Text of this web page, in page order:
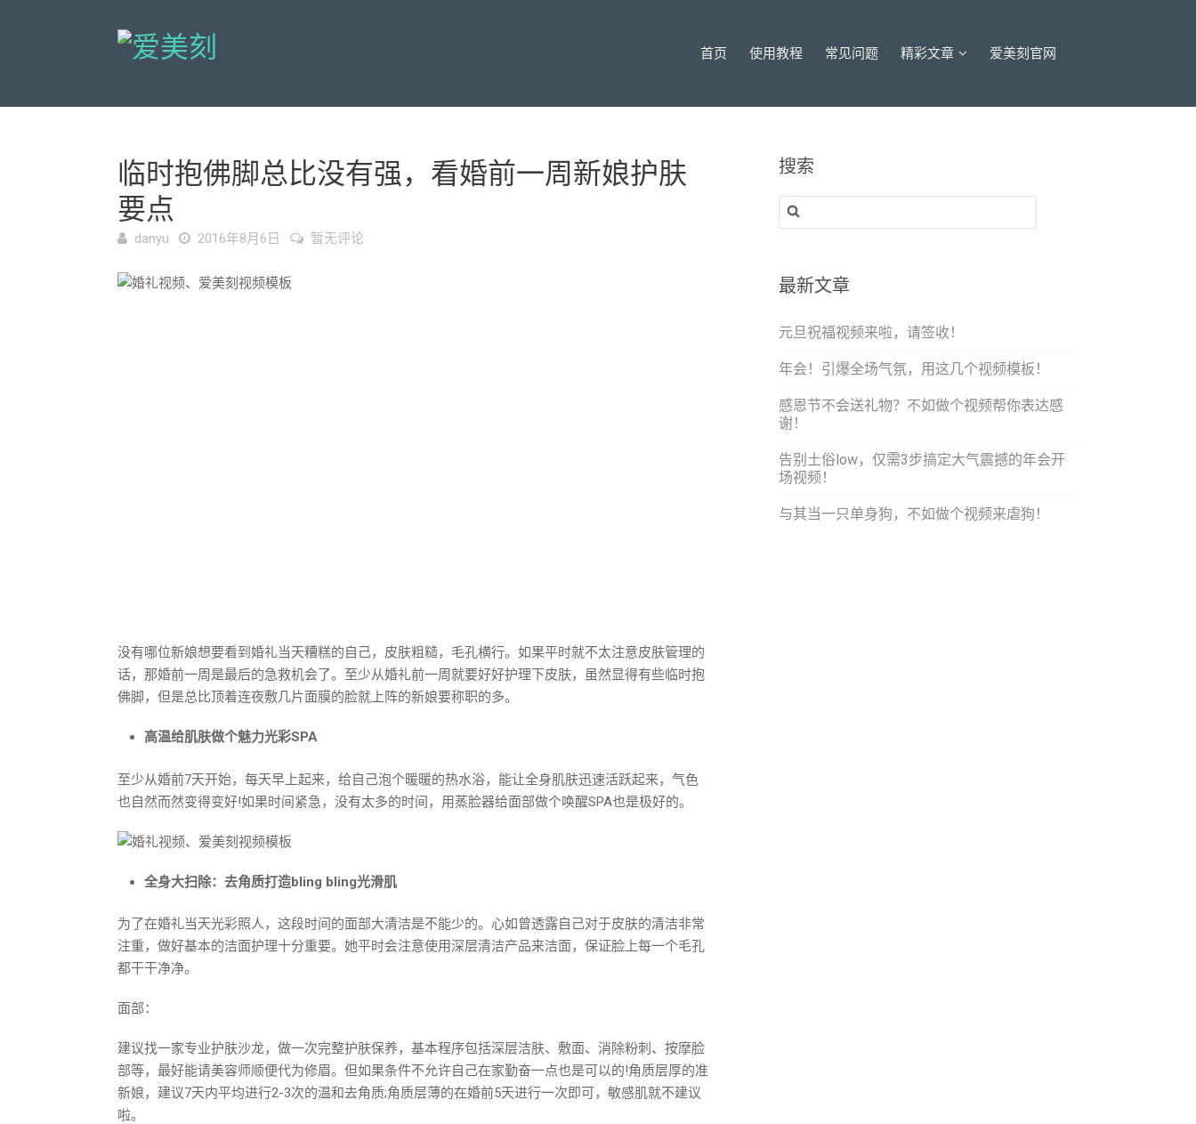
首页 使用教程 常见问题 精彩文章 爱美刻官网
临时抱佛脚总比没有强，看婚前一周新娘护肤
要点
danyu 2016年8月6日 暂无评论
没有哪位新娘想要看到婚礼当天糟糕的自己，皮肤粗糙，毛孔横行。如果平时就不太注意皮肤管理的
话，那婚前一周是最后的急救机会了。至少从婚礼前一周就要好好护理下皮肤，虽然显得有些临时抱
佛脚，但是总比顶着连夜敷几片面膜的脸就上阵的新娘要称职的多。
高温给肌肤做个魅力光彩SPA
至少从婚前7天开始，每天早上起来，给自己泡个暖暖的热水浴，能让全身肌肤迅速活跃起来，气色
也自然而然变得变好!如果时间紧急，没有太多的时间，用蒸脸器给面部做个唤醒SPA也是极好的。
全身大扫除：去角质打造bling bling光滑肌
为了在婚礼当天光彩照人，这段时间的面部大清洁是不能少的。心如曾透露自己对于皮肤的清洁非常
注重，做好基本的洁面护理十分重要。她平时会注意使用深层清洁产品来洁面，保证脸上每一个毛孔
都干干净净。
面部：
建议找一家专业护肤沙龙，做一次完整护肤保养，基本程序包括深层洁肤、敷面、消除粉刺、按摩脸
部等，最好能请美容师顺便代为修眉。但如果条件不允许自己在家勤奋一点也是可以的!角质层厚的准
新娘，建议7天内平均进行2-3次的温和去角质;角质层薄的在婚前5天进行一次即可，敏感肌就不建议
啦。
搜索
搜
索：
最新文章
元旦祝福视频来啦，请签收！
年会！引爆全场气氛，用这几个视频模板！
感恩节不会送礼物？不如做个视频帮你表达感
谢！
告别土俗low，仅需3步搞定大气震撼的年会开
场视频！
与其当一只单身狗，不如做个视频来虐狗！